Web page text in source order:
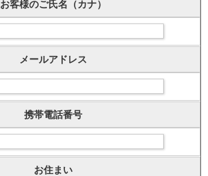
お客様のご氏名（カナ）
メールアドレス
携帯電話番号
お住まい